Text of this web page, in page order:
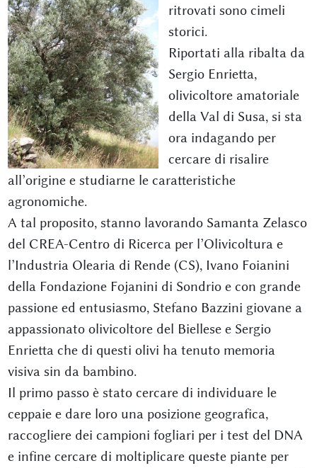
ritrovati sono cimeli
storici.
Riportati alla ribalta da
Sergio Enrietta,
olivicoltore amatoriale
della Val di Susa, si sta
ora indagando per
cercare di risalire
all’origine e studiarne le caratteristiche
agronomiche.
A tal proposito, stanno lavorando Samanta Zelasco
del CREA-Centro di Ricerca per l’Olivicoltura e
l’Industria Olearia di Rende (CS), Ivano Foianini
della Fondazione Fojanini di Sondrio e con grande
passione ed entusiasmo, Stefano Bazzini giovane a
appassionato olivicoltore del Biellese e Sergio
Enrietta che di questi olivi ha tenuto memoria
visiva sin da bambino.
Il primo passo è stato cercare di individuare le
ceppaie e dare loro una posizione geografica,
raccogliere dei campioni fogliari per i test del DNA
e infine cercare di moltiplicare queste piante per